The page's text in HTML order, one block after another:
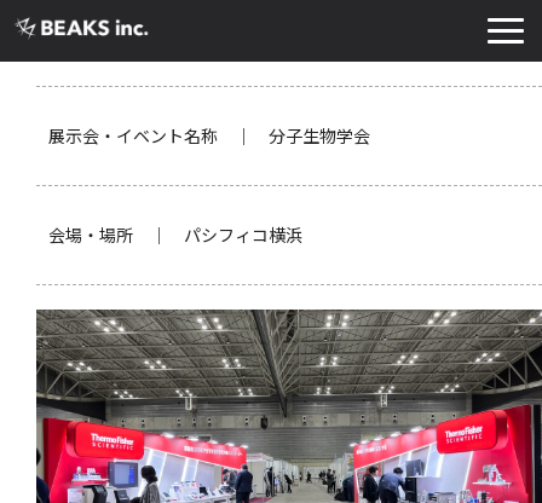
TOP
サービス
お役立ち資料
展示会・イベント名称 ｜ 分子生物学会
会場・場所 ｜ パシフィコ横浜